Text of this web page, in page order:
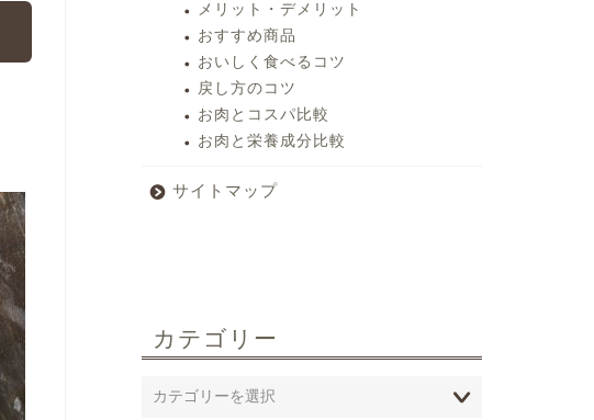
メリット・デメリット
おすすめ商品
おいしく食べるコツ
戻し方のコツ
お肉とコスパ比較
お肉と栄養成分比較
サイトマップ
カテゴリー